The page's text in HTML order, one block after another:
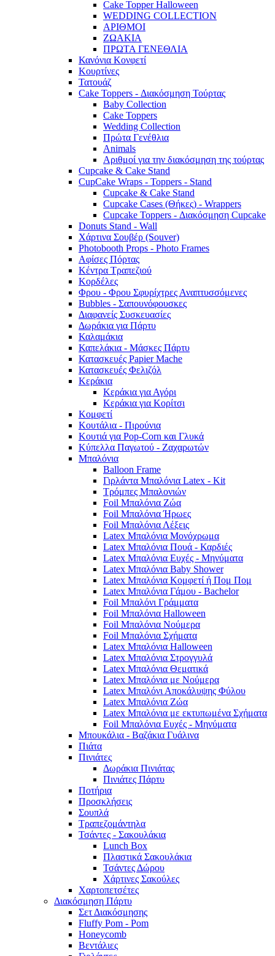
Cake Topper Halloween
WEDDING COLLECTION
ΑΡΙΘΜΟΙ
ΖΩΑΚΙΑ
ΠΡΩΤΑ ΓΕΝΕΘΛΙΑ
Κανόνια Κονφετί
Κουρτίνες
Τατουάζ
Cake Toppers - Διακόσμηση Τούρτας
Baby Collection
Cake Toppers
Wedding Collection
Πρώτα Γενέθλια
Animals
Αριθμοί για την διακόσμηση της τούρτας
Cupcake & Cake Stand
CupCake Wraps - Toppers - Stand
Cupcake & Cake Stand
Cupcake Cases (Θήκες) - Wrappers
Cupcake Toppers - Διακόσμηση Cupcake
Donuts Stand - Wall
Χάρτινα Σουβέρ (Souver)
Photobooth Props - Photo Frames
Αφίσες Πόρτας
Κέντρα Τραπεζιού
Κορδέλες
Φρου - Φρου Σφυρίχτρες Αναπτυσσόμενες
Bubbles - Σαπουνόφουσκες
Διαφανείς Συσκευασίες
Δωράκια για Πάρτυ
Καλαμάκια
Καπελάκια - Μάσκες Πάρτυ
Κατασκευές Papier Mache
Κατασκευές Φελιζόλ
Κεράκια
Κεράκια για Αγόρι
Κεράκια για Κορίτσι
Κομφετί
Κουτάλια - Πιρούνια
Κουτιά για Pop-Corn και Γλυκά
Κύπελλα Παγωτού - Ζαχαρωτών
Μπαλόνια
Balloon Frame
Γιρλάντα Μπαλόνια Latex - Kit
Τρόμπες Μπαλονιών
Foil Μπαλόνια Ζώα
Foil Μπαλόνια Ήρωες
Foil Μπαλόνια Λέξεις
Latex Μπαλόνια Μονόχρωμα
Latex Μπαλόνια Πουά - Καρδιές
Latex Μπαλόνια Ευχές - Μηνύματα
Latex Μπαλόνια Baby Shower
Latex Μπαλόνια Κομφετί ή Πομ Πομ
Latex Μπαλόνια Γάμου - Bachelor
Foil Μπαλόνι Γράμματα
Foil Μπαλόνια Halloween
Foil Μπαλόνια Νούμερα
Foil Μπαλόνια Σχήματα
Latex Μπαλόνια Halloween
Latex Μπαλόνια Στρογγυλά
Latex Μπαλόνια Θεματικά
Latex Μπαλόνια με Νούμερα
Latex Μπαλόνι Αποκάλυψης Φύλου
Latex Μπαλόνια Ζώα
Latex Μπαλόνια με εκτυπωμένα Σχήματα
Foil Μπαλόνια Ευχές - Μηνύματα
Μπουκάλια - Βαζάκια Γυάλινα
Πιάτα
Πινιάτες
Δωράκια Πινιάτας
Πινιάτες Πάρτυ
Ποτήρια
Προσκλήσεις
Σουπλά
Τραπεζομάντηλα
Τσάντες - Σακουλάκια
Lunch Box
Πλαστικά Σακουλάκια
Τσάντες Δώρου
Χάρτινες Σακούλες
Χαρτοπετσέτες
Διακόσμηση Πάρτυ
Σετ Διακόσμησης
Fluffy Pom - Pom
Honeycomb
Βεντάλιες